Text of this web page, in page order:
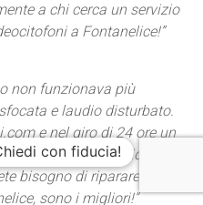
a chi cerca un servizio
a Fontanelice!”
non funzionava più
e laudio disturbato.
e nel giro di 24 ore un
tutto. Servizio rapido,
bisogno di riparare
sono i migliori!”
con fiducia!